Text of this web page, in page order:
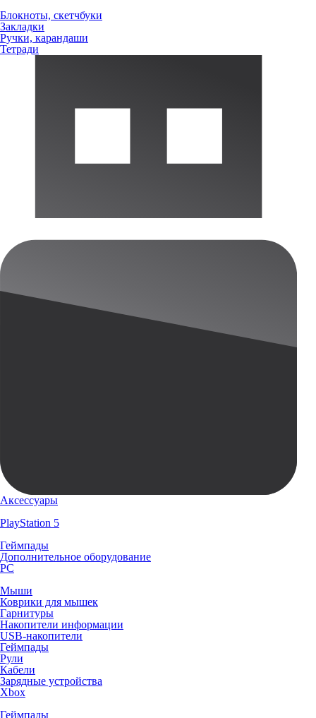
Блокноты, скетчбуки
Закладки
Ручки, карандаши
Тетради
Аксессуары
PlayStation 5
Геймпады
Дополнительное оборудование
PC
Мыши
Коврики для мышек
Гарнитуры
Накопители информации
USB-накопители
Геймпады
Рули
Кабели
Зарядные устройства
Xbox
Геймпады